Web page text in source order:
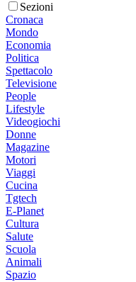
Sezioni
Cronaca
Mondo
Economia
Politica
Spettacolo
Televisione
People
Lifestyle
Videogiochi
Donne
Magazine
Motori
Viaggi
Cucina
Tgtech
E-Planet
Cultura
Salute
Scuola
Animali
Spazio